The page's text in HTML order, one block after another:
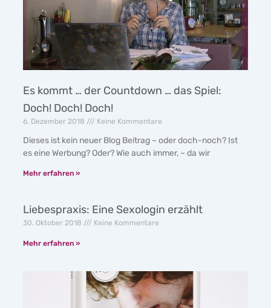
Es kommt … der Countdown … das Spiel:
Doch! Doch! Doch!
6. Dezember 2018 Keine Kommentare
Dieses ist kein neuer Blog Beitrag – oder doch-noch? Ist
es eine Werbung? Oder? Wie auch immer, – da wir
Mehr erfahren »
Liebespraxis: Eine Sexologin erzählt
30. Oktober 2018 Keine Kommentare
Mehr erfahren »